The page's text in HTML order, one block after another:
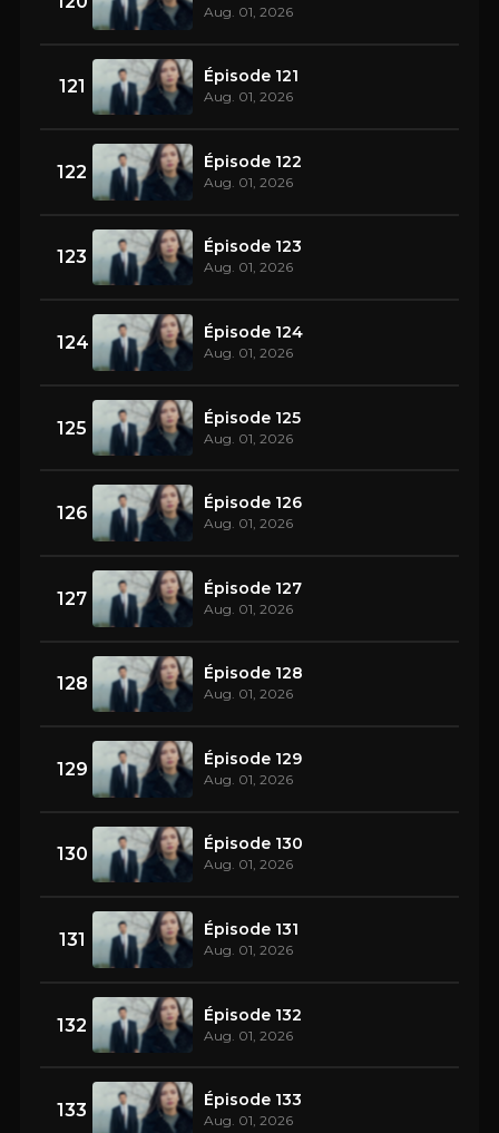
Aug. 01, 2026
121 Épisode 121
Aug. 01, 2026
122 Épisode 122
Aug. 01, 2026
123 Épisode 123
Aug. 01, 2026
124 Épisode 124
Aug. 01, 2026
125 Épisode 125
Aug. 01, 2026
126 Épisode 126
Aug. 01, 2026
127 Épisode 127
Aug. 01, 2026
128 Épisode 128
Aug. 01, 2026
129 Épisode 129
Aug. 01, 2026
130 Épisode 130
Aug. 01, 2026
131 Épisode 131
Aug. 01, 2026
132 Épisode 132
Aug. 01, 2026
133 Épisode 133
Aug. 01, 2026